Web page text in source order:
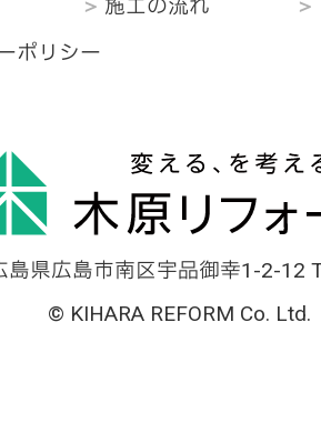
施工の流れ
ポリシー
島県広島市南区宇品御幸1-2-12
© KIHARA REFORM Co. Ltd.